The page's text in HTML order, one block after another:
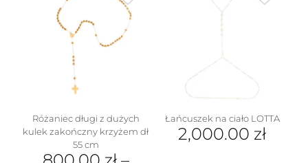
wybrać
na
wiele
Opcje
wybrać
produktu
Różaniec długi z dużych
kulek zakończny krzyżem dł
55 cm
Łańcuszek na ciało LOTTA
2,000.00 zł